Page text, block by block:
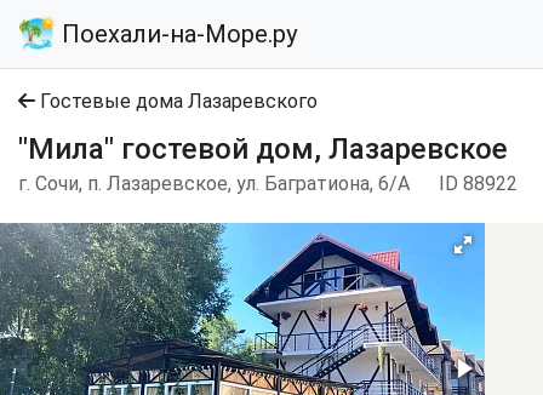
Поехали-на-Море.ру
Гостевые дома Лазаревского
"Мила" гостевой дом, Лазаревское
г. Сочи, п. Лазаревское, ул. Багратиона, 6/А ID 88922